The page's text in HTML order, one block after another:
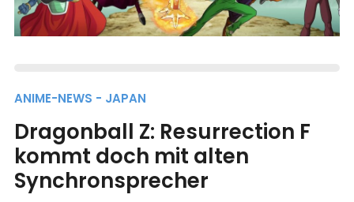
ANIME-NEWS - JAPAN
Dragonball Z: Resurrection F
kommt doch mit alten
Synchronsprecher